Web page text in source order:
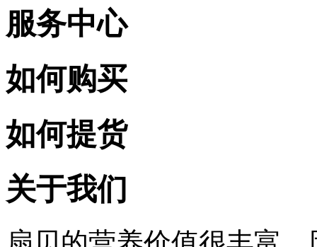
服务中心
如何购买
如何提货
关于我们